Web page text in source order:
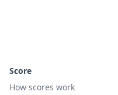
Score
How scores work